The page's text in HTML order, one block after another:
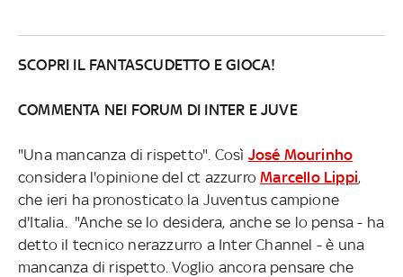
SCOPRI IL FANTASCUDETTO E GIOCA!
COMMENTA NEI FORUM DI INTER E JUVE
"Una mancanza di rispetto". Così José Mourinho
considera l'opinione del ct azzurroMarcello Lippi,
che ieri ha pronosticato la Juventus campione
d'Italia. "Anche se lo desidera, anche se lo pensa - ha
detto il tecnico nerazzurro a Inter Channel - è una
mancanza di rispetto. Voglio ancora pensare che